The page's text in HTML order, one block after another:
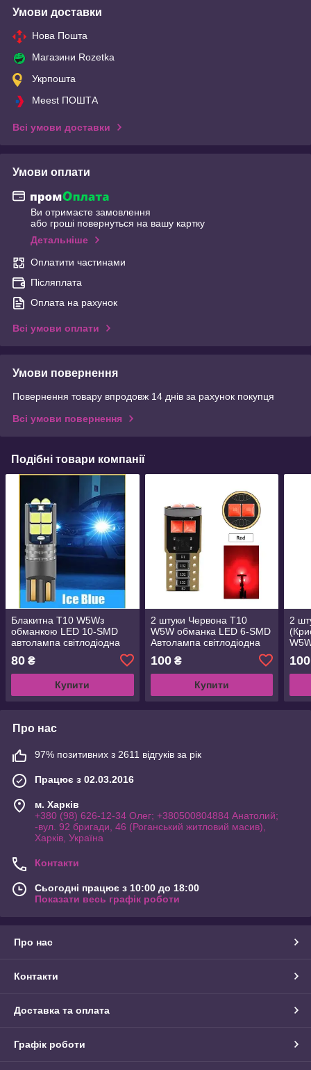
Умови доставки
Нова Пошта
Магазини Rozetka
Укрпошта
Meest ПОШТА
Всі умови доставки
Умови оплати
Ви отримаєте замовлення
або гроші повернуться на вашу картку
Детальніше
Оплатити частинами
Післяплата
Оплата на рахунок
Всі умови оплати
Умови повернення
Повернення товару впродовж 14 днів за рахунок покупця
Всі умови повернення
Подібні товари компанії
Блакитна T10 W5Wз
обманкою LED 10-SMD
автолампа світлодіодна
80 ₴
Купити
2 штуки Червона T10
W5W обманка LED 6-SMD
Автолампа світлодіодна
100₴
Купити
2
100
Про нас
97% позитивних з 2611 відгуків за рік
Працює з 02.03.2016
м. Харків
+380 (98) 626-12-34 Олег; +380500804884 Анатолий;
-вул. 92 бригади, 46 (Роганський житловий масив),
Харків, Україна
Контакти
Сьогодні працює з 10:00 до 18:00
Показати весь графік роботи
Про нас
Контакти
Доставка та оплата
Графік роботи